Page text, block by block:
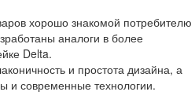
хорошо знакомой потребителю
аналоги в более
Delta.
и простота дизайна, а
и современные технологии.